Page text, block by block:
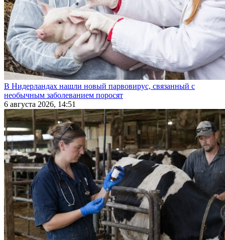
В Нидерландах нашли новый парвовирус, связанный с
необычным заболеванием поросят
6 августа 2026, 14:51